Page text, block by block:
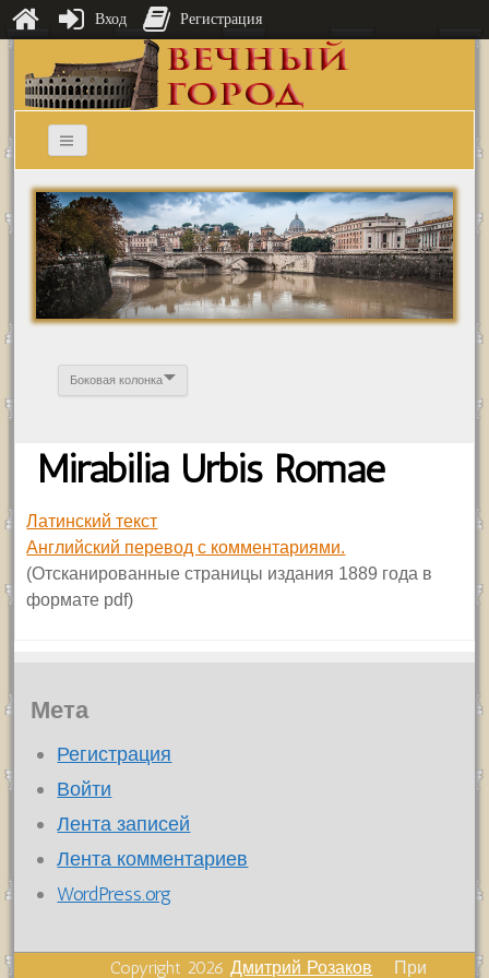
Боковая колонка
Mirabilia Urbis Romae
Латинский текст
Английский перевод с комментариями.
(Отсканированные страницы издания 1889 года в
формате pdf)
Мета
Регистрация
Войти
Лента записей
Лента комментариев
WordPress.org
Copyright 2026Дмитрий Розаков При
Вход Регистрация